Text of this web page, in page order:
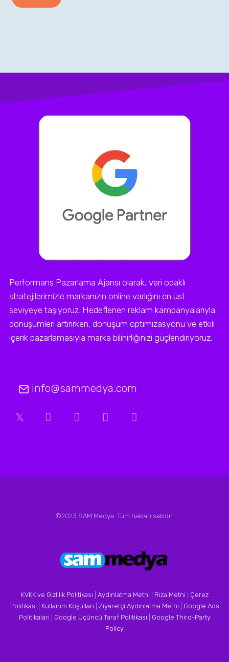
Performans Pazarlama Ajansı olarak, veri odaklı
stratejilerimizle markanızın online varlığını en üst
seviyeye taşıyoruz. Hedeflenen reklam kampanyalarıyla
dönüşümleri artırırken, dönüşüm optimizasyonu ve etkili
içerik pazarlamasıyla marka bilinirliğinizi güçlendiriyoruz.
info@sammedya.com
©2023 SAM Medya. Tüm hakları sakldır.
KVKK ve Gizlilik Politikası Aydınlatma Metni Rıza Metni
Çerez
Politikası
Kullanım Koşulları Ziyaretçi Aydınlatma Metni
Google Ads
Politikaları
Google Üçüncü Taraf Politikası
Google Third-Party
Policy